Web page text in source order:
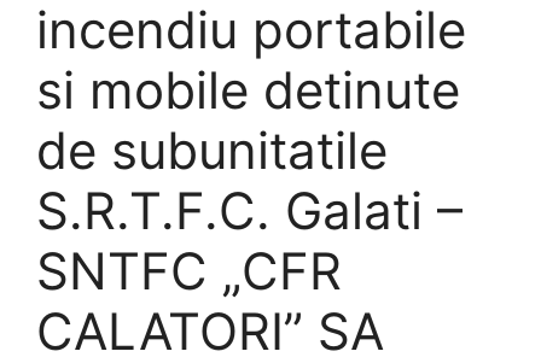
incendiu portabile
si mobile detinute
de subunitatile
S.R.T.F.C. Galati –
SNTFC „CFR
CALATORI” SA